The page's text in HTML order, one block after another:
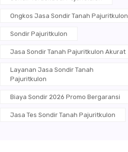
Ongkos Jasa Sondir Tanah Pajuritkulon
Sondir Pajuritkulon
Jasa Sondir Tanah Pajuritkulon Akurat
Layanan Jasa Sondir Tanah
Pajuritkulon
Biaya Sondir 2026 Promo Bergaransi
Jasa Tes Sondir Tanah Pajuritkulon